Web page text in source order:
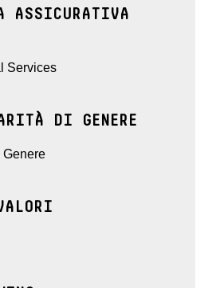
ASSICURATIVA
Services
DI GENERE
Genere